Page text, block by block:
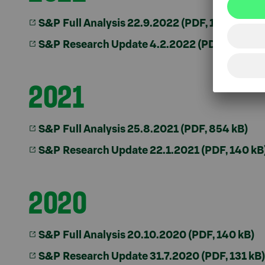
S&P Full Analysis 22.9.2022 (PDF, 1,21 Mt)
S&P Research Update 4.2.2022 (PDF, 161 kB)
2021
S&P Full Analysis 25.8.2021 (PDF, 854 kB)
S&P Research Update 22.1.2021 (PDF, 140
2020
S&P Full Analysis 20.10.2020 (PDF, 140 kB)
S&P Research Update 31.7.2020 (PDF, 131 kB)